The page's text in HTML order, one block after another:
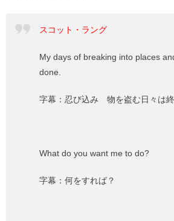
スコット・ラング
My days of breaking into places
done.
字幕：忍び込み 物を盗む日々は
What do you want me to do?
字幕：何をすれば？